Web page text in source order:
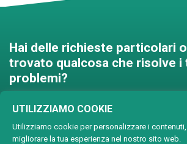
Hai delle richieste particolari
trovato qualcosa che risolve i
problemi?
Contattaci e
soluzione insieme!
UTILIZZIAMO COOKIE
Utilizziamo cookie per personalizzare i
migliorare la tua esperienza nel nostro sito web.